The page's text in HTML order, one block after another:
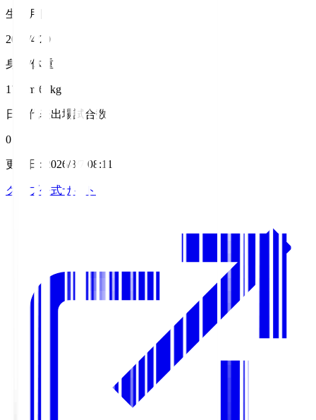
生年月日
2008/4/20
身長/体重
171cm/61kg
日本代表出場試合数
0
更新日 : 2026/8/7 08:11
クラブ公式サイト